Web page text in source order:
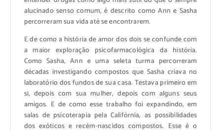
alucinado senso comum, é descrito como Ann e Sasha
percorreram sua vida até se encontrarem.
E de como a história de amor dos dois se confunde com
a maior exploração psicofarmacológica da história.
Como Sasha, Ann e uma seleta turma percorreram
décadas investigando compostos que Sasha criava no
laboratório dos fundos de sua casa. Testava primeiro em
si, depois com sua mulher, depois com alguns seus
amigos. E de como esse trabalho foi expandindo, em
salas de psicoterapia pela Califórnia, as possibilidades
dos exóticos e recém-nascidos compostos. Esse é o